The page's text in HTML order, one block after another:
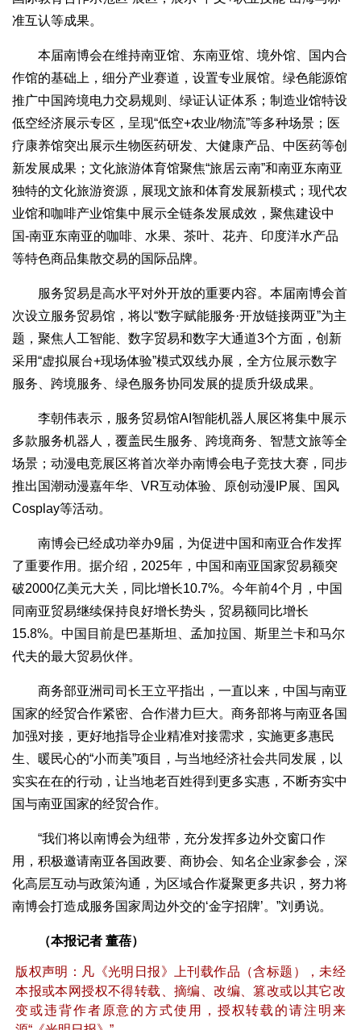
准互认等成果。
本届南博会在维持南亚馆、东南亚馆、境外馆、国内合
作馆的基础上，细分产业赛道，设置专业展馆。绿色能源馆
推广中国跨境电力交易规则、绿证认证体系；制造业馆特设
低空经济展示专区，呈现“低空+农业/物流”等多种场景；医
疗康养馆突出展示生物医药研发、大健康产品、中医药等创
新发展成果；文化旅游体育馆聚焦“旅居云南”和南亚东南亚
独特的文化旅游资源，展现文旅和体育发展新模式；现代农
业馆和咖啡产业馆集中展示全链条发展成效，聚焦建设中
国-南亚东南亚的咖啡、水果、茶叶、花卉、印度洋水产品
等特色商品集散交易的国际品牌。
服务贸易是高水平对外开放的重要内容。本届南博会首
次设立服务贸易馆，将以“数字赋能服务·开放链接两亚”为主
题，聚焦人工智能、数字贸易和数字大通道3个方面，创新
采用“虚拟展台+现场体验”模式双线办展，全方位展示数字
服务、跨境服务、绿色服务协同发展的提质升级成果。
李朝伟表示，服务贸易馆AI智能机器人展区将集中展示
多款服务机器人，覆盖民生服务、跨境商务、智慧文旅等全
场景；动漫电竞展区将首次举办南博会电子竞技大赛，同步
推出国潮动漫嘉年华、VR互动体验、原创动漫IP展、国风
Cosplay等活动。
南博会已经成功举办9届，为促进中国和南亚合作发挥
了重要作用。据介绍，2025年，中国和南亚国家贸易额突
破2000亿美元大关，同比增长10.7%。今年前4个月，中国
同南亚贸易继续保持良好增长势头，贸易额同比增长
15.8%。中国目前是巴基斯坦、孟加拉国、斯里兰卡和马尔
代夫的最大贸易伙伴。
商务部亚洲司司长王立平指出，一直以来，中国与南亚
国家的经贸合作紧密、合作潜力巨大。商务部将与南亚各国
加强对接，更好地指导企业精准对接需求，实施更多惠民
生、暖民心的“小而美”项目，与当地经济社会共同发展，以
实实在在的行动，让当地老百姓得到更多实惠，不断夯实中
国与南亚国家的经贸合作。
“我们将以南博会为纽带，充分发挥多边外交窗口作
用，积极邀请南亚各国政要、商协会、知名企业家参会，深
化高层互动与政策沟通，为区域合作凝聚更多共识，努力将
南博会打造成服务国家周边外交的‘金字招牌’。”刘勇说。
（本报记者 董蓓）
版权声明：凡《光明日报》上刊载作品（含标题），未经
本报或本网授权不得转载、摘编、改编、篡改或以其它改
变或违背作者原意的方式使用，授权转载的请注明来